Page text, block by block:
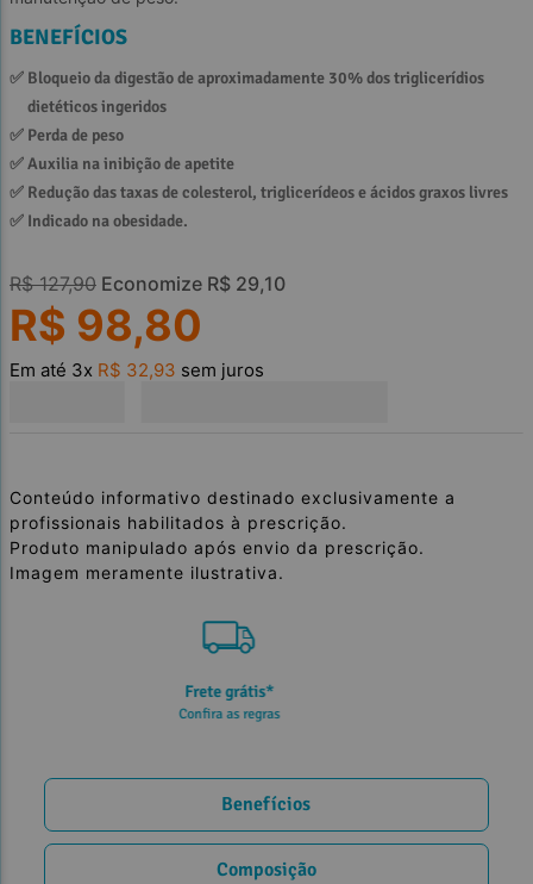
BENEFÍCIOS
✅ Bloqueio da digestão de aproximadamente 30% dos triglicerídios
dietéticos ingeridos
✅ Perda de peso
✅ Auxilia na inibição de apetite
✅ Redução das taxas de colesterol, triglicerídeos e ácidos graxos livres
✅ Indicado na obesidade.
R$ 127,90 Economize R$ 29,10
R$ 98,80
Em até 3x R$ 32,93 sem juros
Conteúdo informativo destinado exclusivamente a
profissionais habilitados à prescrição.
Produto manipulado após envio da prescrição.
Imagem meramente ilustrativa.
5% de desconto
no PIX ou Transferência
Benefícios
Composição